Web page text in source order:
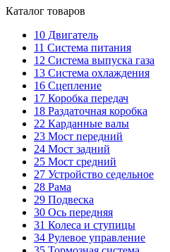
Каталог товаров
10 Двигатель
11 Система питания
12 Система выпуска газа
13 Система охлаждения
16 Сцепление
17 Коробка передач
18 Раздаточная коробка
22 Карданные валы
23 Мост передний
24 Мост задний
25 Мост средний
27 Устройство седельное
28 Рама
29 Подвеска
30 Ось передняя
31 Колеса и ступицы
34 Рулевое управление